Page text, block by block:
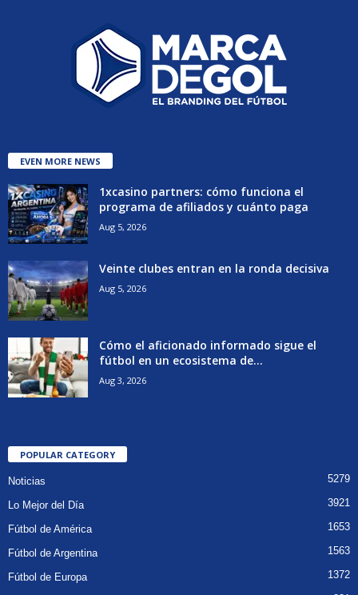
EVEN MORE NEWS
1xcasino partners: cómo funciona el
programa de afiliados y cuánto paga
Aug 5, 2026
Veinte clubes entran en la ronda decisiva
Aug 5, 2026
Cómo el aficionado informado sigue el
fútbol en un ecosistema de...
Aug 3, 2026
POPULAR CATEGORY
Noticias 5279
Lo Mejor del Día 3921
Fútbol de América 1653
Fútbol de Argentina 1563
Fútbol de Europa 1372